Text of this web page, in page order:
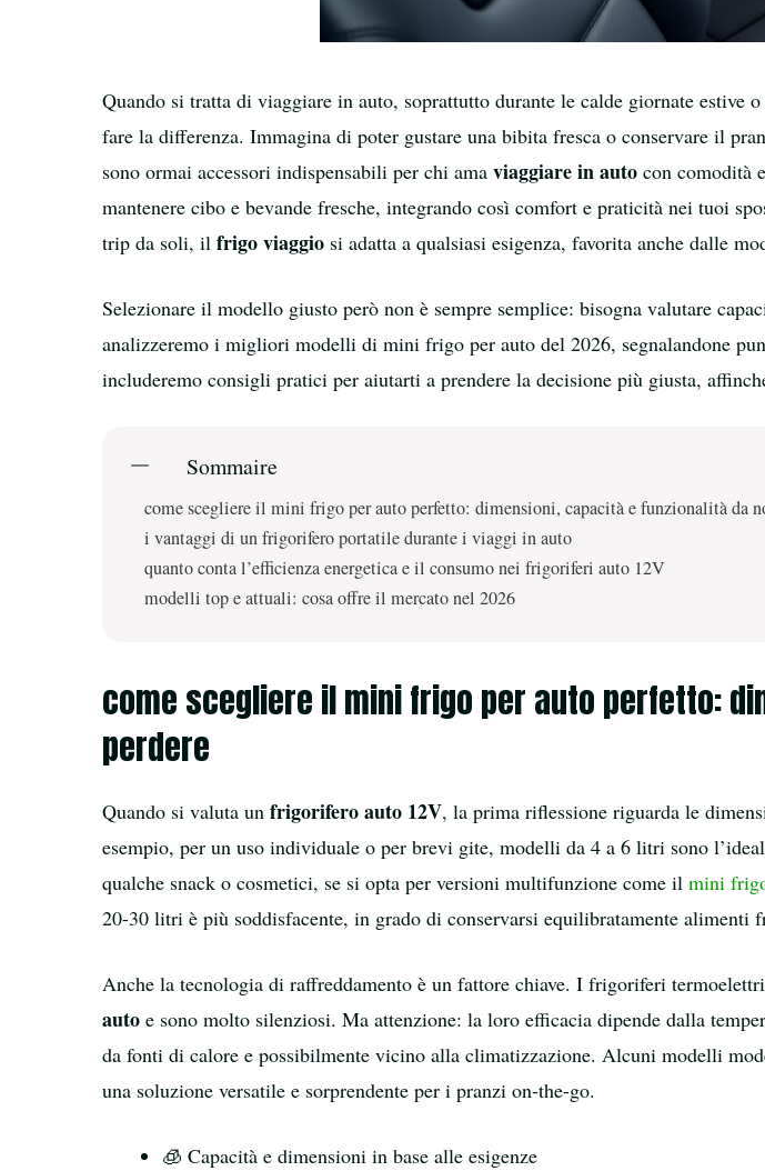
Quando si tratta di viaggiare in auto, soprattutto durante le calde giornate estive
fare la differenza. Immagina di poter gustare una bibita fresca o conservare il
sono ormai accessori indispensabili per chi ama viaggiare in auto con comodità
mantenere cibo e bevande fresche, integrando così comfort e praticità nei tuoi
trip da soli, il frigo viaggio si adatta a qualsiasi esigenza, favorita anche dalle
Selezionare il modello giusto però non è sempre semplice: bisogna valutare
analizzeremo i migliori modelli di mini frigo per auto del 2026, segnalandone
includeremo consigli pratici per aiutarti a prendere la decisione più giusta,
Sommaire
come scegliere il mini frigo per auto perfetto: dimensioni, capacità e funzionalità da
i vantaggi di un frigorifero portatile durante i viaggi in auto
quanto conta l’efficienza energetica e il consumo nei frigoriferi auto 12V
modelli top e attuali: cosa offre il mercato nel 2026
come scegliere il mini frigo per auto perfetto:
perdere
Quando si valuta un frigorifero auto 12V, la prima riflessione riguarda le
esempio, per un uso individuale o per brevi gite, modelli da 4 a 6 litri sono
qualche snack o cosmetici, se si opta per versioni multifunzione come il mini
20-30 litri è più soddisfacente, in grado di conservarsi equilibratamente alimenti
Anche la tecnologia di raffreddamento è un fattore chiave. I frigoriferi
auto e sono molto silenziosi. Ma attenzione: la loro efficacia dipende dalla
da fonti di calore e possibilmente vicino alla climatizzazione. Alcuni modelli
una soluzione versatile e sorprendente per i pranzi on-the-go.
🧊 Capacità e dimensioni in base alle esigenze